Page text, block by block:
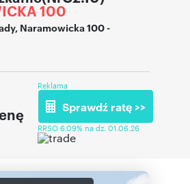
100
, Naramowicka 100-
Reklama
Sprawdź ratę >>
RRSO 6,09% na dz. 01.06.26